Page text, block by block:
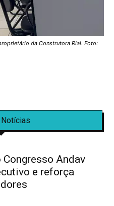
da Construtora Rial. Foto:
Andav
e reforça